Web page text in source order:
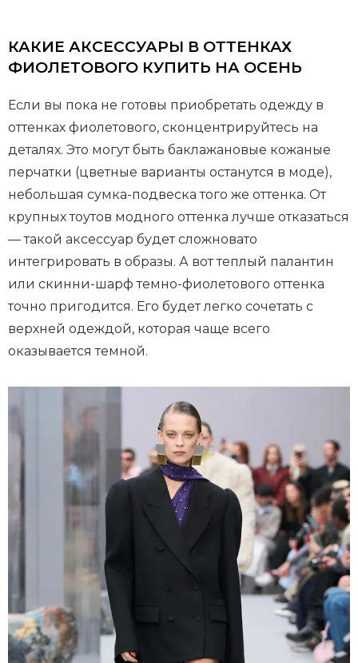
КАКИЕ АКСЕССУАРЫ В ОТТЕНКАХ
ФИОЛЕТОВОГО КУПИТЬ НА ОСЕНЬ
Если вы пока не готовы приобретать одежду в
оттенках фиолетового, сконцентрируйтесь на
деталях. Это могут быть баклажановые кожаные
перчатки (цветные варианты останутся в моде),
небольшая сумка-подвеска того же оттенка. От
крупных тоутов модного оттенка лучше отказаться
— такой аксессуар будет сложновато
интегрировать в образы. А вот теплый палантин
или скинни-шарф темно-фиолетового оттенка
точно пригодится. Его будет легко сочетать с
верхней одеждой, которая чаще всего
оказывается темной.